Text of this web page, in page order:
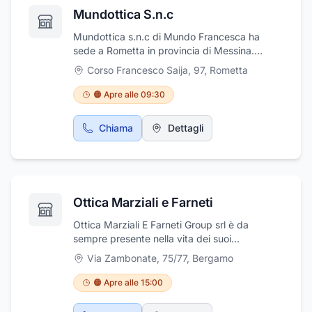
Mundottica S.n.c
Mundottica s.n.c di Mundo Francesca ha
sede a Rometta in provincia di Messina.
Mundottica è un laboratorio di Optometria e
Contattologia. L'optometria è una professione
sanitaria che si occupa di valutare le funzioni
visive e le strutture coinvolte, dall'occhio al
cervello. L'optometrista svolge attività clinica
di valutazione delle funzioni visive, prescrive
ed effettua terapia delle funzioni visive.
Corso Francesco Saija, 97, Rometta
🟠 Apre alle 09:30
Chiama Dettagli
Ottica Marziali e Farneti
Ottica Marziali E Farneti Group srl è da
sempre presente nella vita dei suoi
concittadini con i suoi ottimi servizi ottici e
optometrici; gestisce con grande
professionalità e serietà commerciale ogni
problema visivo utilizzando i prodotti più
innovativi e le attrezzature più affidabili
Via Zambonate, 75/77, Bergamo
🟠 Apre alle 15:00